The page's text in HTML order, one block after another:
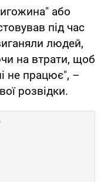
або
під час
людей,
на втрати, щоб
не працює", –
розвідки.